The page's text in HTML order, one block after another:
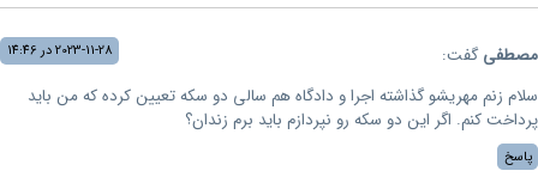
مصطفی گفت: 2023-11-28 در 14:46
سلام زنم مهریشو گذاشته اجرا و دادگاه هم سالی دو سکه تعیین کرده که من باید
پرداخت کنم. اگر این دو سکه رو نپردازم باید برم زندان؟
پاسخ